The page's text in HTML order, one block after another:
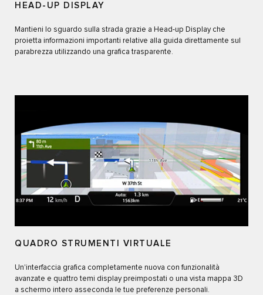
HEAD-UP DISPLAY
Mantieni lo sguardo sulla strada grazie a Head-up Display che
proietta informazioni importanti relative alla guida direttamente sul
parabrezza utilizzando una grafica trasparente.
QUADRO STRUMENTI VIRTUALE
Un'interfaccia grafica completamente nuova con funzionalità
avanzate e quattro temi display preimpostati o una vista mappa 3D
a schermo intero asseconda le tue preferenze personali.